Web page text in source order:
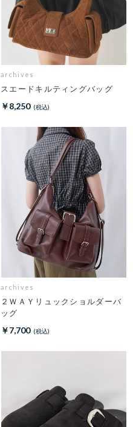
archives
スエードキルティングバッグ
￥8,250
archives
２ＷＡＹリュックショルダーバ
ッグ
￥7,700